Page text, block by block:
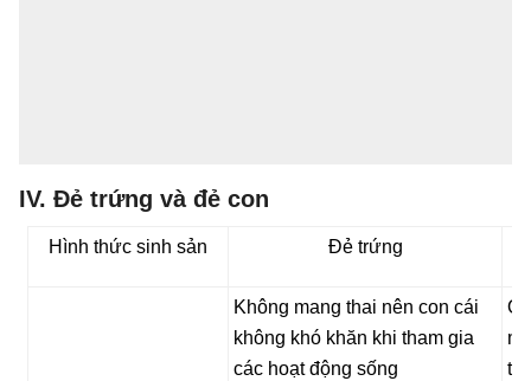
IV. Đẻ trứng và đẻ con
Hình thức sinh sản Đẻ trứng
Không mang thai nên con cái
không khó khăn khi tham gia
các hoạt động sống
Ở